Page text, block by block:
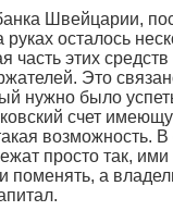
Швейцарии,
осталось
часть этих средств
Это
нужно было
счет
возможность. В
просто так, ими
поменять, а